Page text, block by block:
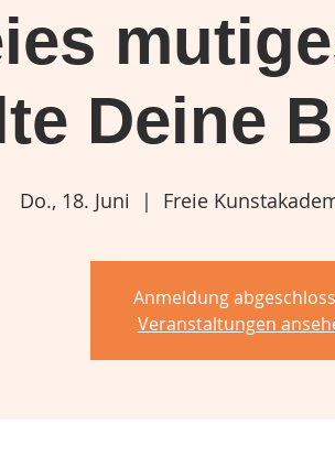
Deine
Do., 18. Juni
  |
Freie
Anmeldung
Veranstaltungen